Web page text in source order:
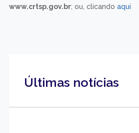
www.crtsp.gov.br; ou, clicando aqui
Últimas notícias